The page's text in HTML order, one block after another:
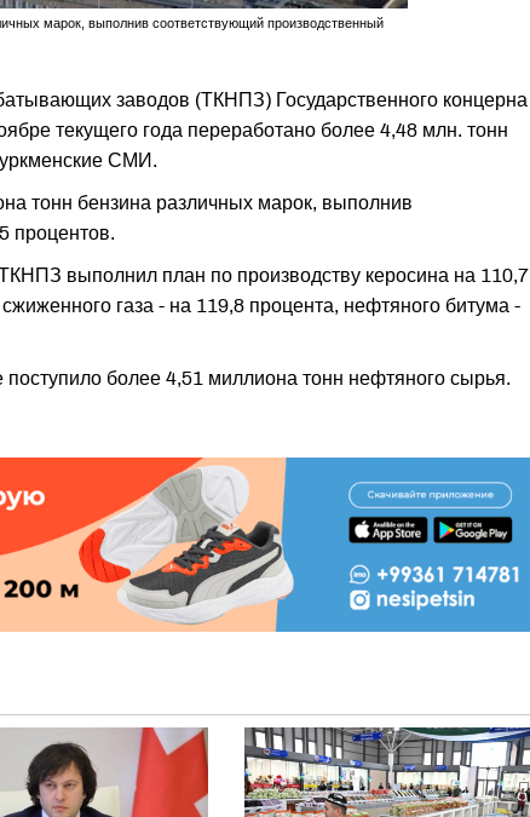
марок, выполнив соответствующий производственный
заводов (ТКНПЗ) Государственного концерна
текущего года переработано более 4,48 млн. тонн
СМИ.
тонн бензина различных марок, выполнив
процентов.
выполнил план по производству керосина на 110,7
газа - на 119,8 процента, нефтяного битума -
более 4,51 миллиона тонн нефтяного сырья.